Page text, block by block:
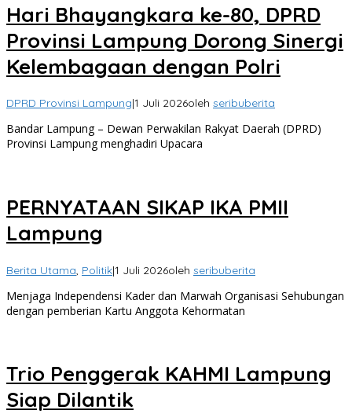
Hari Bhayangkara ke-80, DPRD
Provinsi Lampung Dorong Sinergi
Kelembagaan dengan Polri
DPRD Provinsi Lampung|1 Juli 2026oleh seribuberita
Bandar Lampung – Dewan Perwakilan Rakyat Daerah (DPRD)
Provinsi Lampung menghadiri Upacara
PERNYATAAN SIKAP IKA PMII
Lampung
Berita Utama, Politik|1 Juli 2026oleh seribuberita
Menjaga Independensi Kader dan Marwah Organisasi Sehubungan
dengan pemberian Kartu Anggota Kehormatan
Trio Penggerak KAHMI Lampung
Siap Dilantik